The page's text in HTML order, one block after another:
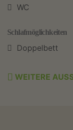
WC
Schlafmöglichkeiten
Doppelbett
WEITERE